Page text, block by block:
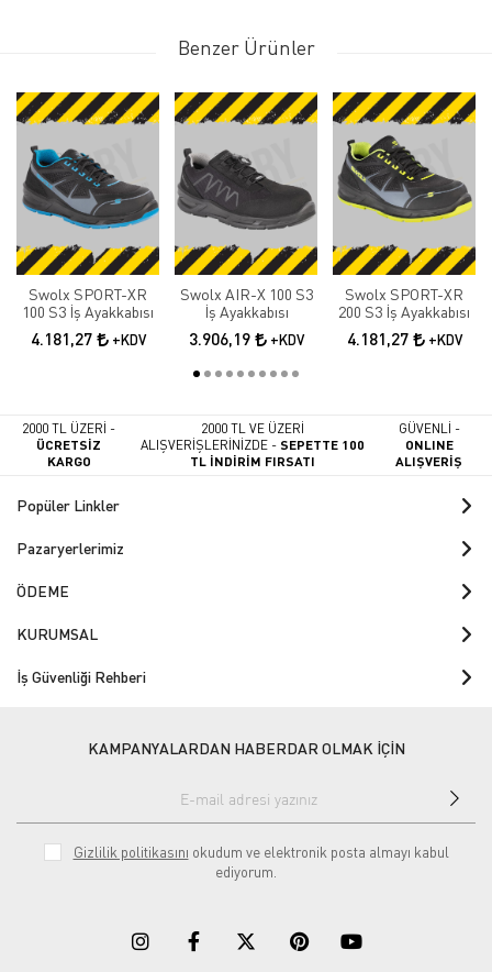
Benzer Ürünler
Swolx SPORT-XR
100 S3 İş Ayakkabısı
4.181,27 +KDV
Swolx AIR-X 100 S3
İş Ayakkabısı
3.906,19 +KDV
Swolx SPORT-XR
200 S3 İş Ayakkabısı
4.181,27 +KDV
2000 TL ÜZERİ -
ÜCRETSİZ
KARGO
2000 TL VE ÜZERİ
ALIŞVERİŞLERİNİZDE -SEPETTE 100
TL İNDİRİM FIRSATI
GÜVENLİ -
ONLINE
ALIŞVERİŞ
Popüler Linkler
Pazaryerlerimiz
ÖDEME
KURUMSAL
İş Güvenliği Rehberi
KAMPANYALARDAN HABERDAR OLMAK İÇİN
Gizlilik politikasını okudum ve elektronik posta almayı kabul
ediyorum.